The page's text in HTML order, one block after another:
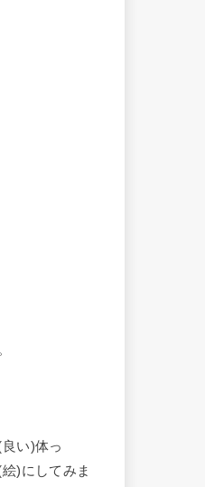
い)体っ
)にしてみま